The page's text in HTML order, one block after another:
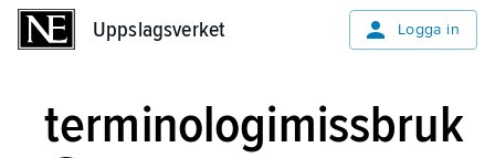
Uppslagsverket Logga in
terminologimissbruk